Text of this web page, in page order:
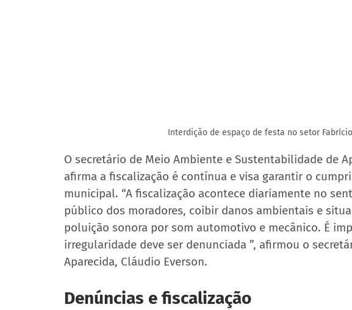
Interdição de espaço de festa no setor
O secretário de Meio Ambiente e Sustentabilidade de
afirma a fiscalização é contínua e visa garantir o
municipal. “A fiscalização acontece diariamente no
público dos moradores, coibir danos ambientais e
poluição sonora por som automotivo e mecânico. É
irregularidade deve ser denunciada ”, afirmou o
Aparecida, Cláudio Everson.
Denúncias e fiscalização